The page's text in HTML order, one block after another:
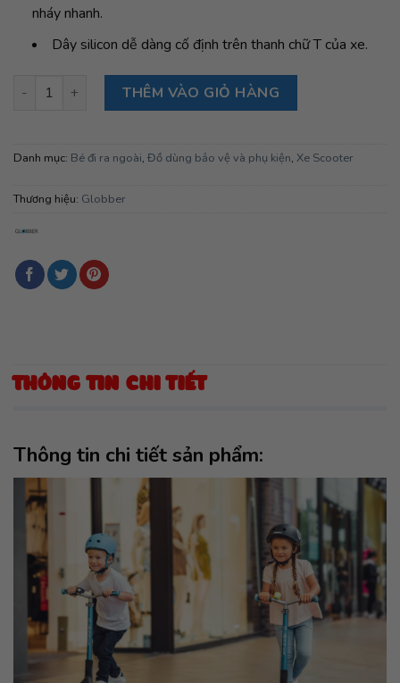
nháy nhanh.
Dây silicon dễ dàng cố định trên thanh chữ T của xe.
Còi xe Globber Mini Buzzer, Black số lượng
THÊM VÀO GIỎ HÀNG
Danh mục: Bé đi ra ngoài, Đồ dùng bảo vệ và phụ kiện, Xe Scooter
Thương hiệu: Globber
THÔNG TIN CHI TIẾT
Thông tin chi tiết sản phẩm: